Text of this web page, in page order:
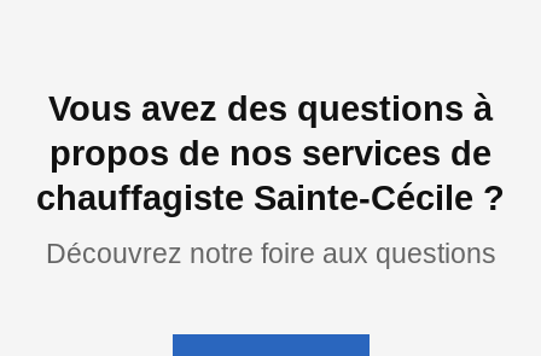
Vous avez des questions à
propos de nos services de
chauffagiste Sainte-Cécile ?
Découvrez notre foire aux questions